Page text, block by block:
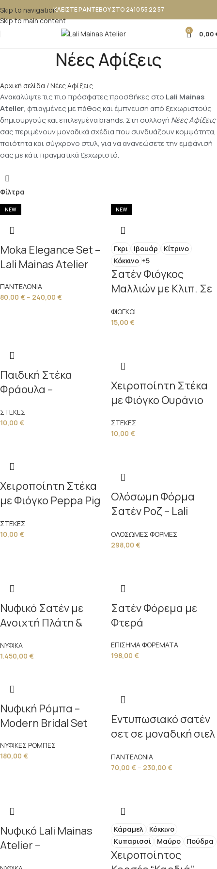
Skip to navigation
Skip to main content
ΚΛΕΙΣΤΕ ΡΑΝΤΕΒΟΥ ΣΤΟ 2410 55 22 57
0 0,00
Νέες Αφίξεις
Αρχική σελίδα Νέες Αφίξεις
Ανακαλύψτε τις πιο πρόσφατες προσθήκες στο Lali Mainas
Atelier, φτιαγμένες με πάθος και έμπνευση από ξεχωριστούς
δημιουργούς και επιλεγμένα brands. Στη συλλογή Νέες Αφίξεις
σας περιμένουν μοναδικά σχέδια που συνδυάζουν κομψότητα,
ποιότητα και σύγχρονο στυλ, για να ανανεώσετε την εμφάνισή
σας με κάτι πραγματικά ξεχωριστό.
Φίλτρα
NEW
Moka Elegance Set –
Lali Mainas Atelier
ΠΑΝΤΕΛΟΝΙΑ
80,00 € – 240,00 €
NEW
Γκρι Ιβουάρ
Κίτρινο
Κόκκινο +5
Σατέν Φιόγκος
Μαλλιών με Κλιπ. Σε
ΦΙΟΓΚΟΙ
15,00 €
NEW
Παιδική Στέκα
Φράουλα –
Lali Mainas Atelier
ΣΤΕΚΕΣ
10,00 €
NEW
Χειροποίητη Στέκα
με Φιόγκο Ουράνιο
ΣΤΕΚΕΣ
10,00 €
NEW
Χειροποίητη Στέκα
με Φιόγκο Peppa Pig
ΣΤΕΚΕΣ
10,00 €
NEW
Ολόσωμη Φόρμα
Σατέν Ροζ – Lali
ΟΛΟΣΩΜΕΣ ΦΟΡΜΕΣ
298,00 €
NEW
Νυφικό Σατέν με
Ανοιχτή Πλάτη &
Ντεκολτέ – Lali
ΝΥΦΙΚΑ
1.450,00 €
NEW
Σατέν Φόρεμα με
Φτερά
ΕΠΙΣΗΜΑ ΦΟΡΕΜΑΤΑ
198,00 €
NEW
Νυφική Ρόμπα –
Modern Bridal Set
ΝΥΦΙΚΕΣ ΡΟΜΠΕΣ
180,00 €
NEW
Εντυπωσιακό σατέν
σετ σε μοναδική σιελ
ΠΑΝΤΕΛΟΝΙΑ
70,00 € – 230,00 €
NEW
Νυφικό Lali Mainas
Atelier –
NEW
Κάραμελ
Κόκκινο
Κυπαρισσί
Μαύρο Πούδρα
Χειροποίητος
NEW NEW
NEW NEW